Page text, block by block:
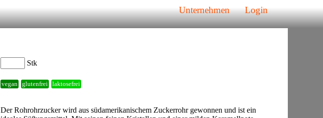
Unternehmen Login
Stk
vegan glutenfrei laktosefrei
Der Rohrohrzucker wird aus südamerikanischem Zuckerrohr gewonnen und ist ein